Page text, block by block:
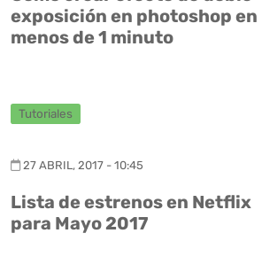
exposición en photoshop en
menos de 1 minuto
Tutoriales
27 ABRIL, 2017 - 10:45
Lista de estrenos en Netflix
para Mayo 2017